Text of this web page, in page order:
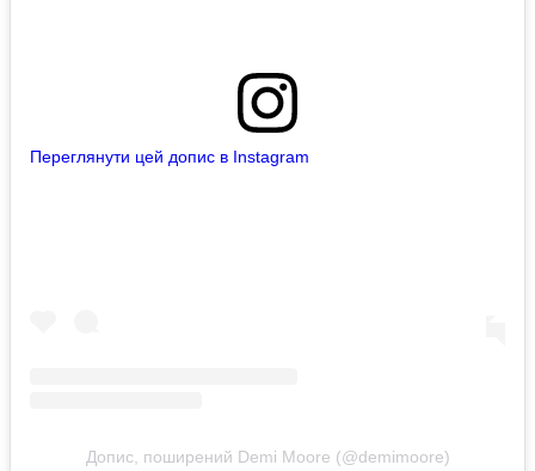
Переглянути цей допис в Instagram
Допис, поширений Demi Moore (@demimoore)